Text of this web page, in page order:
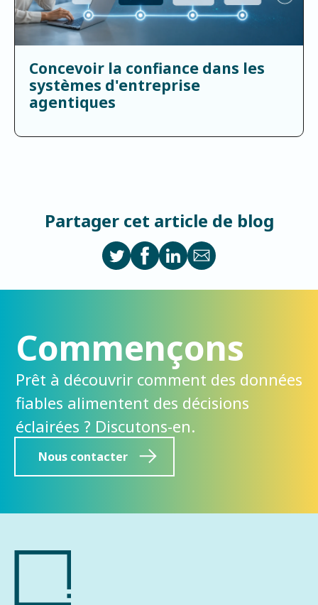
Concevoir la confiance dans les
systèmes d'entreprise
agentiques
Partager cet article de blog
Commençons
Prêt à découvrir comment des données
fiables alimentent des décisions
éclairées ? Discutons-en.
Nous contacter